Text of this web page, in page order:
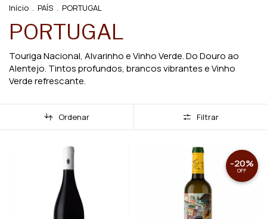
Início . PAÍS . PORTUGAL
PORTUGAL
Touriga Nacional, Alvarinho e Vinho Verde. Do Douro ao
Alentejo. Tintos profundos, brancos vibrantes e Vinho
Verde refrescante.
Ordenar Filtrar
-20%
OFF